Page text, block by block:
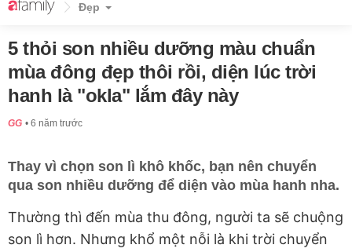
Đẹp
5 thỏi son nhiều dưỡng màu chuẩn
mùa đông đẹp thôi rồi, diện lúc trời
hanh là "okla" lắm đây này
GG 6 năm trước
Thay vì chọn son lì khô khốc, bạn nên chuyển
qua son nhiều dưỡng để diện vào mùa hanh nha.
Thường thì đến mùa thu đông, người ta sẽ chuộng
son lì hơn. Nhưng khổ một nỗi là khi trời chuyển